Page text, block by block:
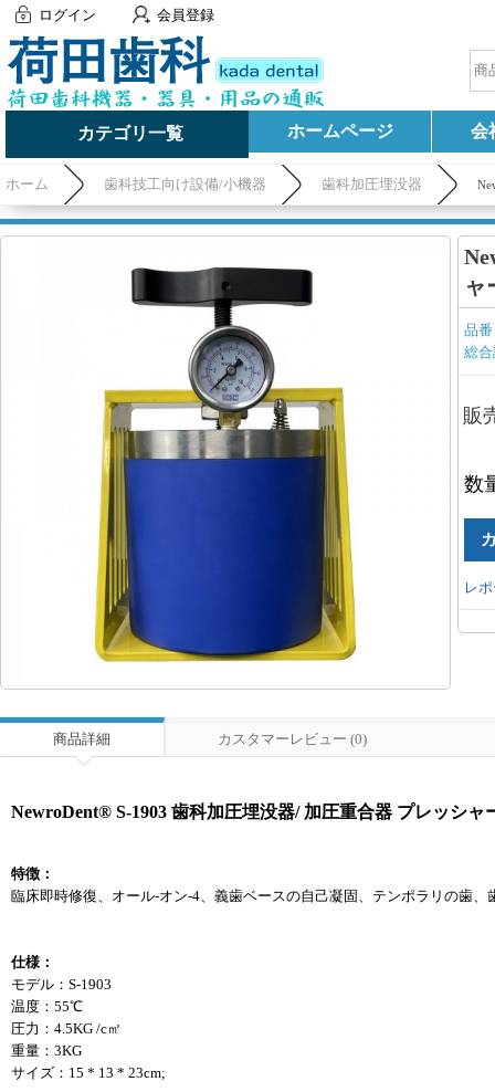
ログイン 会員登録
カテゴリ一覧 ホームページ 会
ホーム 歯科技工向け設備/小機器 歯科加圧埋没器
ャ
品
総
販
数
レ
商品詳細 カスタマーレビュー (0)
NewroDent® S-1903 歯科加圧埋没器/ 加圧重合器 プレッシャ
特徴：
臨床即時修復、オール-オン-4、義歯ベースの自己凝固、テンポラリの歯
仕様：
モデル：S-1903
温度：55℃
圧力：4.5KG /c㎡
重量：3KG
サイズ：15 * 13 * 23cm;